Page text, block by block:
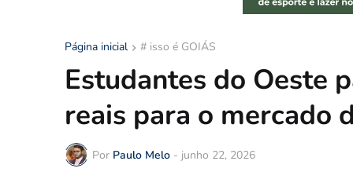
Página inicial # isso é GOIÁS
Estudantes do Oeste
reais para o mercado
Por Paulo Melo - junho 22, 2026